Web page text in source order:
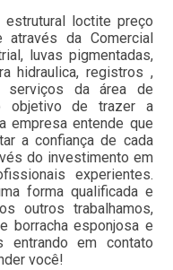
loctite preço
através da Comercial
luvas pigmentadas,
hidraulica, registros ,
serviços da área de
objetivo de trazer a
empresa entende que
a confiança de cada
do investimento em
experientes.
forma qualificada e
outros trabalhamos,
borracha esponjosa e
entrando em contato
você!